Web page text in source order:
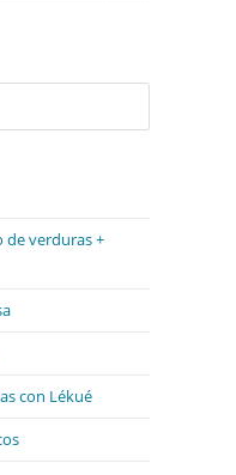
Escape
de verduras +
con Lékué